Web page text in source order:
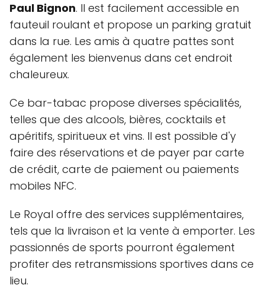
Paul Bignon. Il est facilement accessible en
fauteuil roulant et propose un parking gratuit
dans la rue. Les amis à quatre pattes sont
également les bienvenus dans cet endroit
chaleureux.
Ce bar-tabac propose diverses spécialités,
telles que des alcools, bières, cocktails et
apéritifs, spiritueux et vins. Il est possible d'y
faire des réservations et de payer par carte
de crédit, carte de paiement ou paiements
mobiles NFC.
Le Royal offre des services supplémentaires,
tels que la livraison et la vente à emporter. Les
passionnés de sports pourront également
profiter des retransmissions sportives dans ce
lieu.